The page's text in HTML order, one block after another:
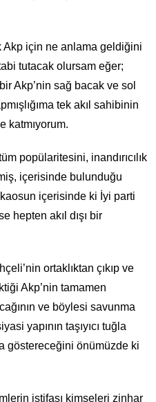
Akp için ne anlama geldiğini
tutacak olursam eğer;
Akp’nin sağ bacak ve sol
tek akıl sahibinin
katmıyorum.
popülaritesini, inandırıcılık
içerisinde bulunduğu
içerisinde ki İyi parti
hepten akıl dışı bir
ortaklıktan çıkıp ve
Akp’nin tamamen
ve böylesi savunma
yapının taşıyıcı tuğla
göstereceğini önümüzde ki
istifası kimseleri zinhar